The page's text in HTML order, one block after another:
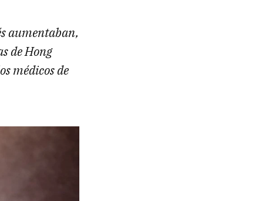
aumentaban,
de Hong
médicos de